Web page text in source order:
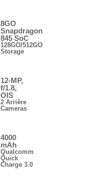
8GO
Snapdragon
845 SoC
128GO/512GO
Storage
12-MP,
f/1.8,
OIS
2 Arrière
Cameras
4000
mAh
Qualcomm
Quick
Charge 3.0